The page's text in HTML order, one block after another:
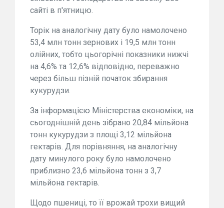
сайті в п'ятницю.
Торік на аналогічну дату було намолочено
53,4 млн тонн зернових і 19,5 млн тонн
олійних, тобто цьогорічні показники нижчі
на 4,6% та 12,6% відповідно, переважно
через більш пізній початок збирання
кукурудзи.
За інформацією Міністерства економіки, на
сьогоднішній день зібрано 20,84 мільйона
тонн кукурудзи з площі 3,12 мільйона
гектарів. Для порівняння, на аналогічну
дату минулого року було намолочено
приблизно 23,6 мільйона тонн з 3,7
мільйона гектарів.
Щодо пшениці, то її врожай трохи вищий